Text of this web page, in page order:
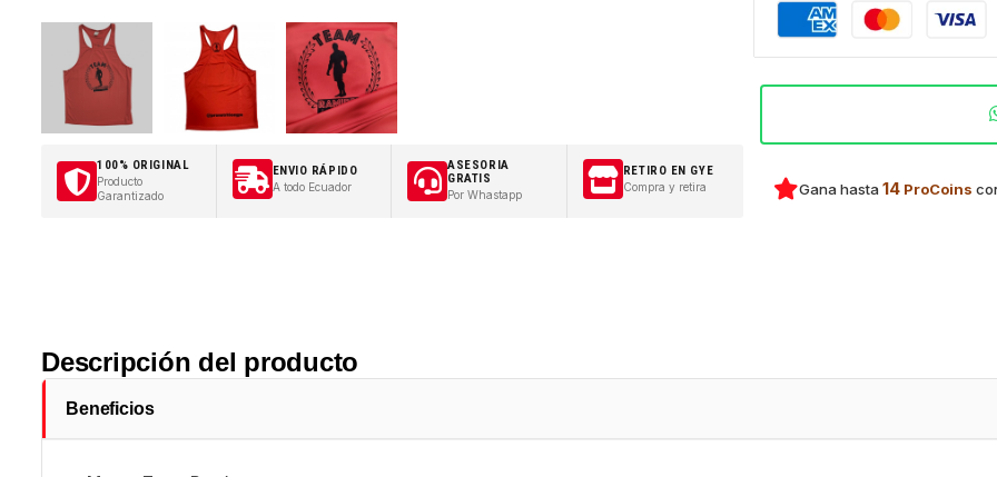
100% ORIGINAL
Producto
Garantizado
ENVIO RÁPIDO
A todo Ecuador
ASESORIA
GRATIS
Por Whastapp
RETIRO EN GYE
Compra y retira Gana hasta 14ProCoins
Descripción del producto
Beneficios